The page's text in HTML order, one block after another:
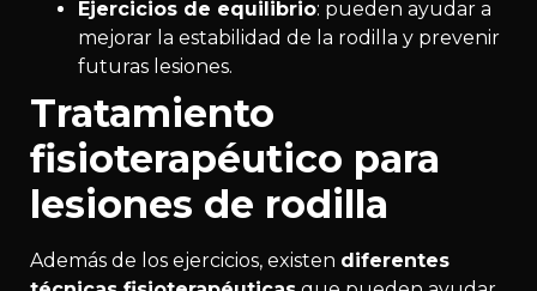
Ejercicios de equilibrio: pueden ayudar a
mejorar la estabilidad de la rodilla y prevenir
futuras lesiones.
Tratamiento
fisioterapéutico para
lesiones de rodilla
Además de los ejercicios, existen diferentes